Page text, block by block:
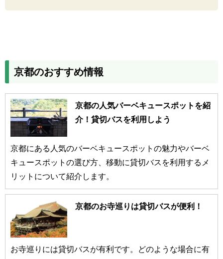
京都のおすすめ情報
京都の人気バーベキュースポットを紹
介！貸切バスを利用しよう
京都にある人気のバーベキュースポットの魅力やバーベ
キュースポットの選び方、移動に貸切バスを利用するメ
リットについて紹介します。
京都のお寺巡りは貸切バスが便利！
お寺巡りには貸切バスが有利です。どのような場合に有